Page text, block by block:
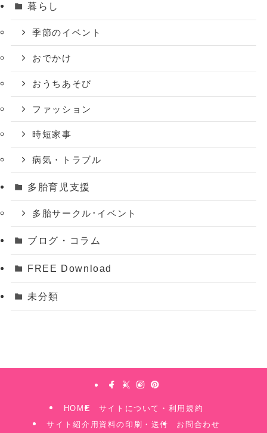
暮らし
季節のイベント
おでかけ
おうちあそび
ファッション
時短家事
病気・トラブル
多胎育児支援
多胎サークル･イベント
ブログ・コラム
FREE Download
未分類
HOME
サイトについて・利用規約
サイト紹介用資料の印刷・送付
お問合わせ